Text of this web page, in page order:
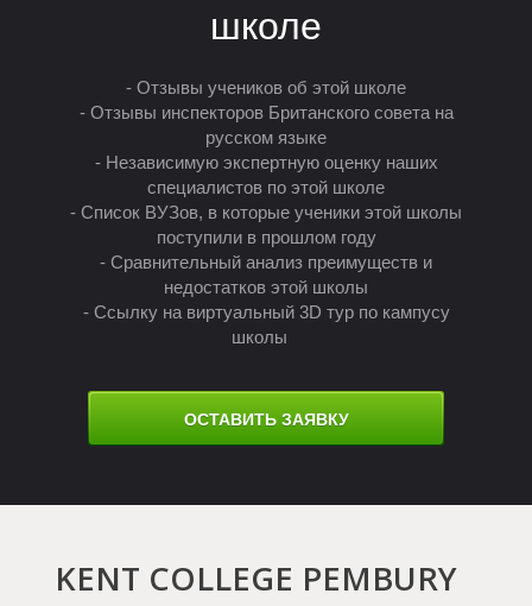
М
школе
- Отзывы учеников об этой школе
- Отзывы инспекторов Британского совета на
русском языке
- Независимую экспертную оценку наших
специалистов по этой школе
- Список ВУЗов, в которые ученики этой школы
поступили в прошлом году
- Сравнительный анализ преимуществ и
недостатков этой школы
- Ссылку на виртуальный 3D тур по кампусу
школы
ОСТАВИТЬ ЗАЯВКУ
KENT СOLLEGE PEMBURY